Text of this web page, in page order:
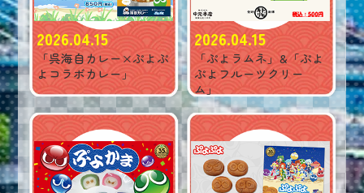
2026.04.15
「呉海自カレー×ぷよぷ
よコラボカレー」
2026.04.15
「ぷよラムネ」&「ぷよ
ぷよフルーツクリー
ム」